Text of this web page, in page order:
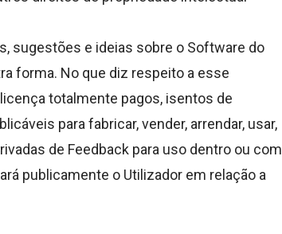
sugestões e ideias sobre o Software do
forma. No que diz respeito a esse
totalmente pagos, isentos de
para fabricar, vender, arrendar, usar,
de Feedback para uso dentro ou com
publicamente o Utilizador em relação a